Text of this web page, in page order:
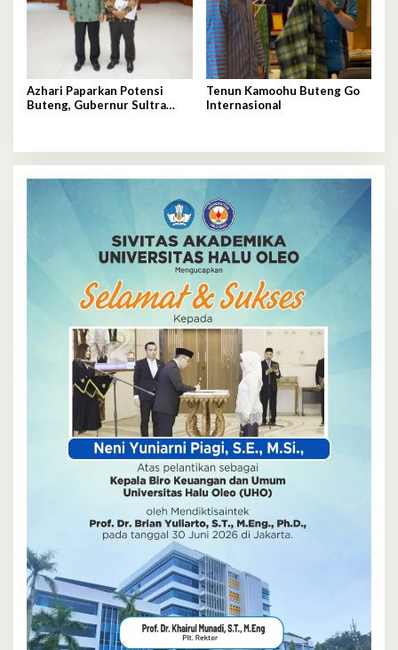
Azhari Paparkan Potensi
Buteng, Gubernur Sultra
Tenun Kamoohu Buteng Go
Internasional